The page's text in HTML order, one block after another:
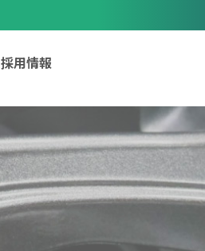
採用情報